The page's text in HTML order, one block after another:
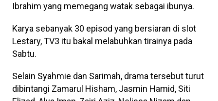
Ibrahim yang memegang watak sebagai ibunya.
Karya sebanyak 30 episod yang bersiaran di slot
Lestary, TV3 itu bakal melabuhkan tirainya pada
Sabtu.
Selain Syahmie dan Sarimah, drama tersebut turut
dibintangi Zamarul Hisham, Jasmin Hamid, Siti